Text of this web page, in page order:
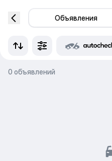
Объявления
0 объявлений